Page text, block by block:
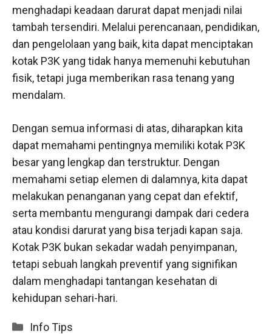
menghadapi keadaan darurat dapat menjadi nilai
tambah tersendiri. Melalui perencanaan, pendidikan,
dan pengelolaan yang baik, kita dapat menciptakan
kotak P3K yang tidak hanya memenuhi kebutuhan
fisik, tetapi juga memberikan rasa tenang yang
mendalam.
Dengan semua informasi di atas, diharapkan kita
dapat memahami pentingnya memiliki kotak P3K
besar yang lengkap dan terstruktur. Dengan
memahami setiap elemen di dalamnya, kita dapat
melakukan penanganan yang cepat dan efektif,
serta membantu mengurangi dampak dari cedera
atau kondisi darurat yang bisa terjadi kapan saja.
Kotak P3K bukan sekadar wadah penyimpanan,
tetapi sebuah langkah preventif yang signifikan
dalam menghadapi tantangan kesehatan di
kehidupan sehari-hari.
Categories
Info Tips